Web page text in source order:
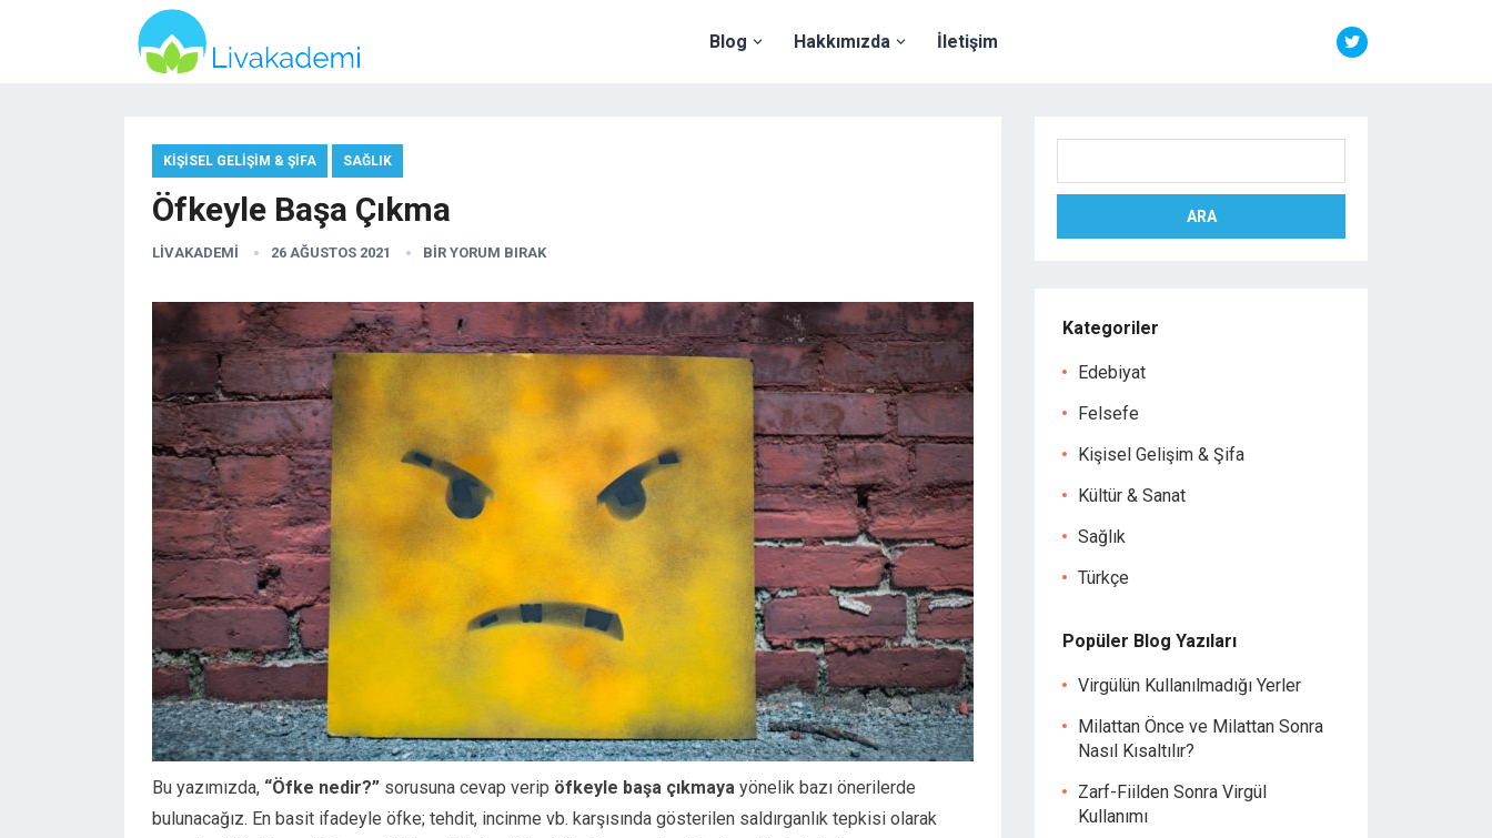
Blog Hakkımızda İletişim
KIŞISEL GELIŞIM & ŞIFA SAĞLIK
Öfkeyle Başa Çıkma
LIVAKADEMI 26 AĞUSTOS 2021 BIR YORUM BIRAK
Bu yazımızda, “Öfke nedir?” sorusuna cevap verip öfkeyle başa çıkmaya yönelik bazı önerilerde
bulunacağız. En basit ifadeyle öfke; tehdit, incinme vb. karşısında gösterilen saldırganlık tepkisi olarak
ARA
Kategoriler
Edebiyat
Felsefe
Kişisel Gelişim & Şifa
Kültür & Sanat
Sağlık
Türkçe
Popüler Blog Yazıları
Virgülün Kullanılmadığı Yerler
Milattan Önce ve Milattan Sonra
Nasıl Kısaltılır?
Zarf-Fiilden Sonra Virgül
Kullanımı